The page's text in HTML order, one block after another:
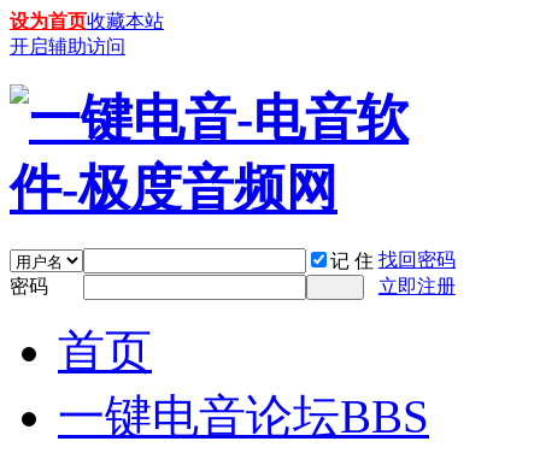
设为首页收藏本站
开启辅助访问
记 住 找回密码
密码
立即注册
首页
一键电音论坛BBS